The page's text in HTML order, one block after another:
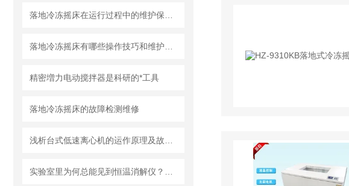
精密増力电动搅拌器是科研的*工具
落地冷冻摇床的故障检测维修